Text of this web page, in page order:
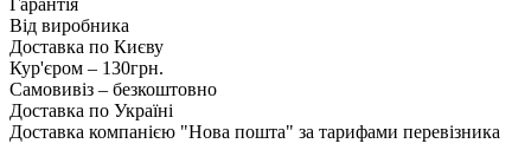
Гарантія
Від виробника
Доставка по Києву
Кур'єром – 130грн.
Самовивіз – безкоштовно
Доставка по Україні
Доставка компанією "Нова пошта" за тарифами перевізника